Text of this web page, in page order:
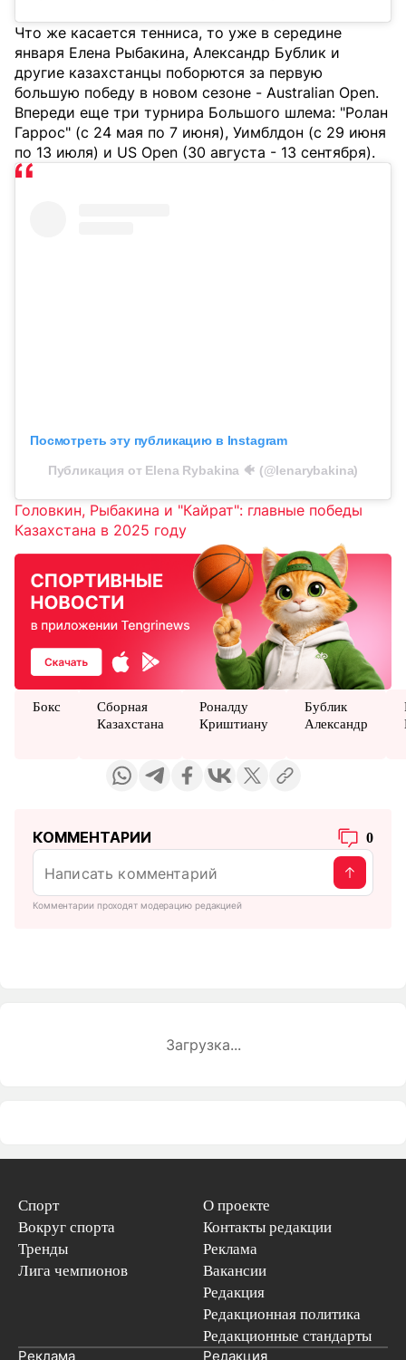
Что же касается тенниса, то уже в середине
января Елена Рыбакина, Александр Бублик и
другие казахстанцы поборются за первую
большую победу в новом сезоне - Australian Open.
Впереди еще три турнира Большого шлема: "Ролан
Гаррос" (с 24 мая по 7 июня), Уимблдон (с 29 июня
по 13 июля) и US Open (30 августа - 13 сентября).
Посмотреть эту публикацию в Instagram
Публикация от Elena Rybakina 🐠 (@lenarybakina)
Головкин, Рыбакина и "Кайрат": главные победы
Казахстана в 2025 году
Бокс
Сборная
Казахстана
Роналду
Криштиану
Бублик
Александр
КОММЕНТАРИИ 0
Комментарии проходят модерацию редакцией
Загрузка...
Спорт
Вокруг спорта
Тренды
Лига чемпионов
О проекте
Контакты редакции
Реклама
Вакансии
Редакция
Редакционная политика
Редакционные стандарты
Реклама Редакция